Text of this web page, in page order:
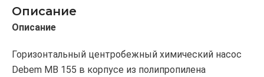
Описание
Описание
Горизонтальный центробежный химический насос
Debem MB 155 в корпусе из полипропилена